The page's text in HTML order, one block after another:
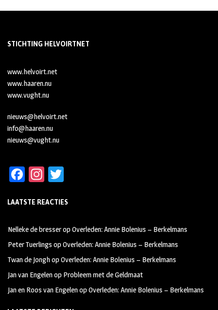
STICHTING HELVOIRTNET
www.helvoirt.net
www.haaren.nu
www.vught.nu
nieuws@helvoirt.net
info@haaren.nu
nieuws@vught.nu
Fa
b
oo
k
In
ag
m
tt
LAATSTE REACTIES
Nelleke de bresseropOverleden: Annie Bolenius – Berkelmans
Peter Tuerlings opOverleden: Annie Bolenius – Berkelmans
Twan de JonghopOverleden: Annie Bolenius – Berkelmans
Jan van Engelenop Probleem met de Geldmaat
Jan en Roos van EngelenopOverleden: Annie Bolenius – Berkelmans